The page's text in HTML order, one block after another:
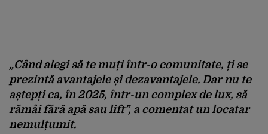
„Când alegi să te muți într-o comunitate, ți se
prezintă avantajele și dezavantajele. Dar nu te
aștepți ca, în 2025, într-un complex de lux, să
rămâi fără apă sau lift”, a comentat un locatar
nemulțumit.